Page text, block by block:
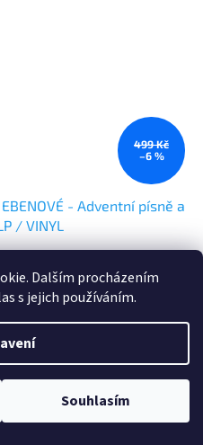
Dalším procházením
s jejich používáním.
Souhlasím
499 Kč
–6 %
EBENOVÉ - Adventní písně a
/ VINYL
Do košíku